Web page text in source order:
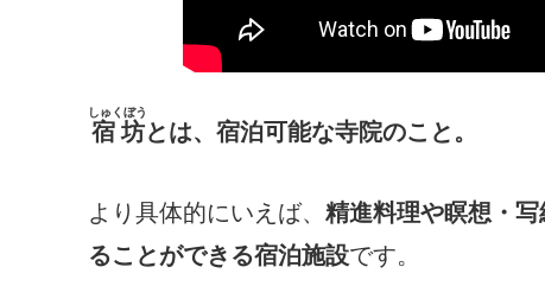
宿坊
しゅくぼう
とは、宿泊可能な寺院のこと。
より具体的にいえば、 精進料理や瞑想・写
ることができる宿泊施設です。